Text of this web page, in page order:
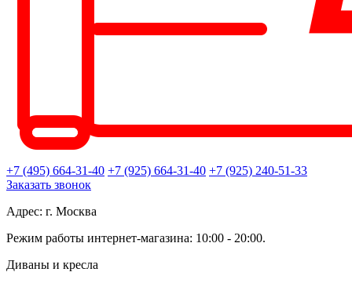
+7 (495) 664-31-40 +7 (925) 664-31-40 +7 (925) 240-51-33
Заказать звонок
Адрес: г. Москва
Режим работы интернет-магазина: 10:00 - 20:00.
Диваны и кресла